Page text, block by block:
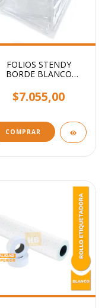
FOLIOS STENDY
BORDE BLANCO
UNIDADES
$7.055,00
COMPRAR